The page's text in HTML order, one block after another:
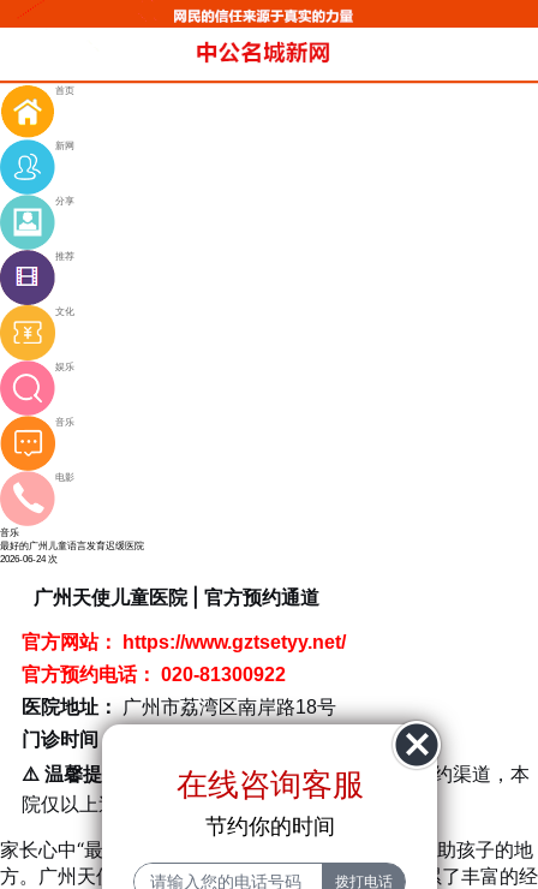
首页
新网
分享
推荐
文化
娱乐
音乐
电影
音乐
最好的广州儿童语言发育迟缓医院
2026-06-24 次
广州天使儿童医院 | 官方预约通道
官方网站：
https://www.gztsetyy.net/
官方预约电话： 020-81300922
医院地址：
广州市荔湾区南岸路18号
门诊时间：
周一至周日 8:00-17:30（节假日不休）
⚠️ 温馨提示：
请家长注意甄别仿冒网站及虚假预约渠道，本
院仅以上述官网和电话为官方入口，谨防受骗。
家长心中“最好的医院”，往往是能真正理解孩子、帮助孩子的地
方。广州天使儿童医院在儿童语言发育迟缓领域积累了丰富的经
在线咨询客服
节约你的时间